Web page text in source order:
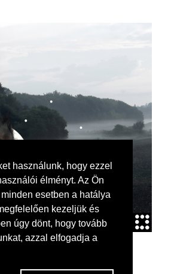
használunk, hogy ezzel
élményt. Az Ön
esetben a hatálya
kezeljük és
úgy dönt, hogy tovább
azzal elfogadja a